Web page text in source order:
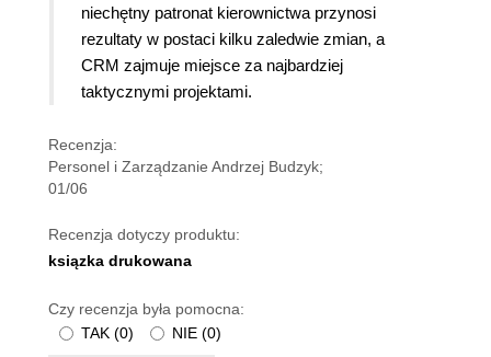
niechętny patronat kierownictwa przynosi
rezultaty w postaci kilku zaledwie zmian, a
CRM zajmuje miejsce za najbardziej
taktycznymi projektami.
Recenzja:
Personel i Zarządzanie Andrzej Budzyk;
01/06
Recenzja dotyczy produktu:
ksiązka drukowana
Czy recenzja była pomocna:
TAK (0) NIE (0)